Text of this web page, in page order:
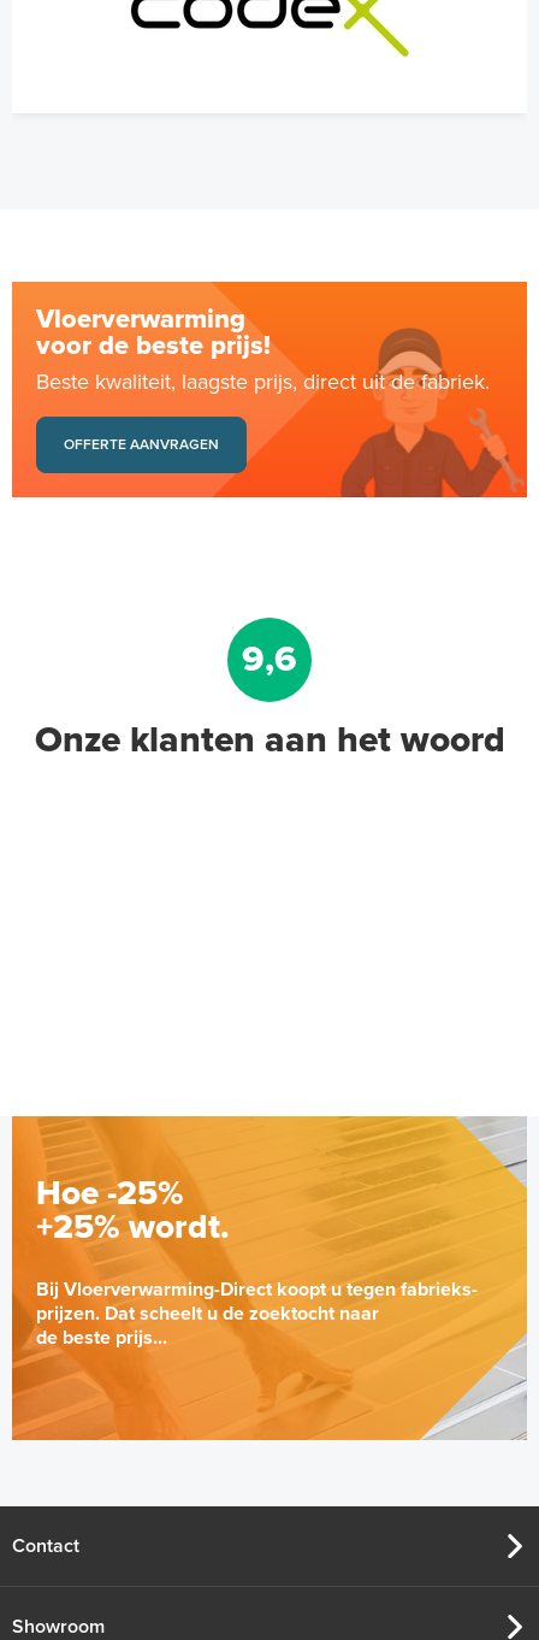
Vloerverwarming
voor de beste prijs!
Beste kwaliteit, laagste prijs, direct uit de fabriek.
OFFERTE AANVRAGEN
9,6
Onze klanten aan het woord
Hoe -25%
+25% wordt.
Bij Vloerverwarming-Direct koopt u tegen fabrieks-
prijzen. Dat scheelt u de zoektocht naar
de beste prijs...
Contact
Showroom